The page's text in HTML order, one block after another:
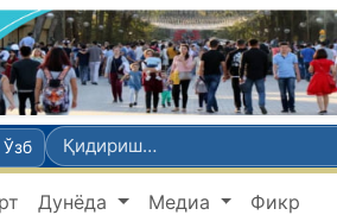
Ўзб
Дунёда Медиа Фикр